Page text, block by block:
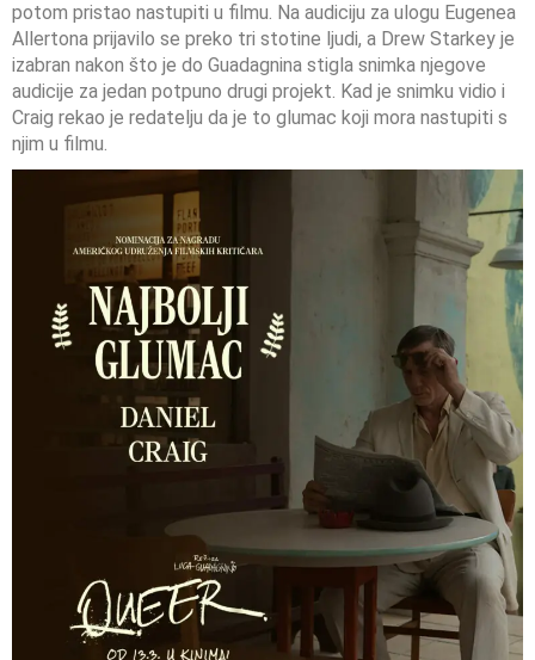
potom pristao nastupiti u filmu. Na audiciju za ulogu Eugenea
Allertona prijavilo se preko tri stotine ljudi, a Drew Starkey je
izabran nakon što je do Guadagnina stigla snimka njegove
audicije za jedan potpuno drugi projekt. Kad je snimku vidio i
Craig rekao je redatelju da je to glumac koji mora nastupiti s
njim u filmu.